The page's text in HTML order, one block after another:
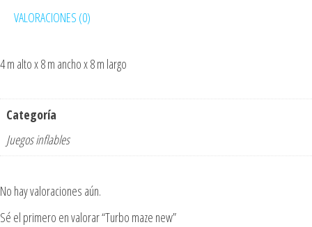
VALORACIONES (0)
4 m alto x 8 m ancho x 8 m largo
Categoría
Juegos inflables
No hay valoraciones aún.
Sé el primero en valorar “Turbo maze new”